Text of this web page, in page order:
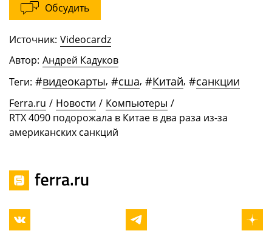
Обсудить
Источник: Videocardz
Автор: Андрей Кадуков
Теги: #видеокарты, #сша, #Китай, #санкции
Ferra.ru / Новости / Компьютеры /
RTX 4090 подорожала в Китае в два раза из-за
американских санкций